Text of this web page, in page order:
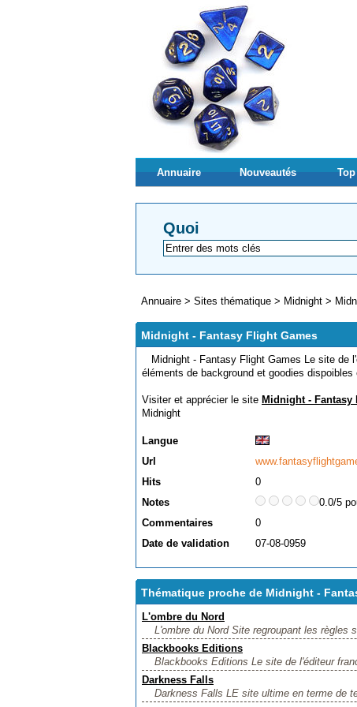
Annuaire Nouveautés
Quoi
Annuaire > Sites thématique > Midnight >
Midnight - Fantasy Flight Games
Midnight - Fantasy Flight Games Le site de
éléments de background et goodies dispoibles
Visiter et apprécier le site Midnight - Fantasy
Midnight
Langue
Url
Hits
0
Notes
0.0/5
Commentaires
0
Date de validation
07-08-0959
Thématique proche de Midnight -
L'ombre du Nord
L'ombre du Nord Site regroupant les règles
Blackbooks Editions
Blackbooks Editions Le site de l'éditeur
Darkness Falls
Darkness Falls LE site ultime en terme de